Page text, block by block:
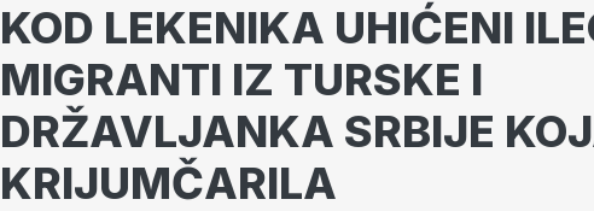
KOD LEKENIKA UHIĆENI
MIGRANTI IZ TURSKE I
DRŽAVLJANKA SRBIJE
KRIJUMČARILA